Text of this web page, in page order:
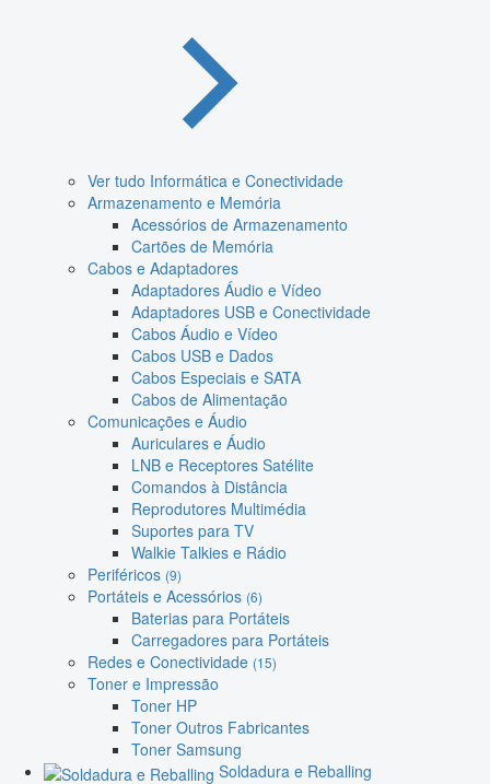
Ver tudo Informática e Conectividade
Armazenamento e Memória
Acessórios de Armazenamento
Cartões de Memória
Cabos e Adaptadores
Adaptadores Áudio e Vídeo
Adaptadores USB e Conectividade
Cabos Áudio e Vídeo
Cabos USB e Dados
Cabos Especiais e SATA
Cabos de Alimentação
Comunicações e Áudio
Auriculares e Áudio
LNB e Receptores Satélite
Comandos à Distância
Reprodutores Multimédia
Suportes para TV
Walkie Talkies e Rádio
Periféricos (9)
Portáteis e Acessórios (6)
Baterias para Portáteis
Carregadores para Portáteis
Redes e Conectividade (15)
Toner e Impressão
Toner HP
Toner Outros Fabricantes
Toner Samsung
Soldadura e Reballing